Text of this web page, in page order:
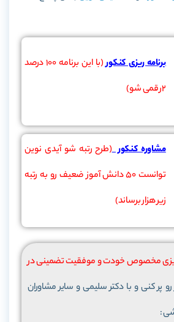
برنامه ریزی کنکور
(با این برنامه 100 درصد
2رقمی شو)
مشاوره کنکور(طرح رتبه شو آیدی نوین
توانست 50 دانش آموز ضعیف رو به رتبه
زیر هزار برساند)
ریزی مخصوص خودت و موفقیت تضمینی در
پر کنی و با دکتر سلیمی و سایر مشاوران